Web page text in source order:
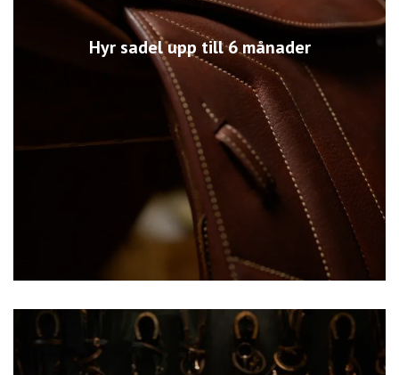
Hyr sadel upp till 6 månader